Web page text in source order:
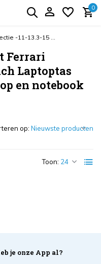
0
-11-13.3-15 ...
Ferrari
Laptoptas
en notebook
Toon:
op:
je onze App al?